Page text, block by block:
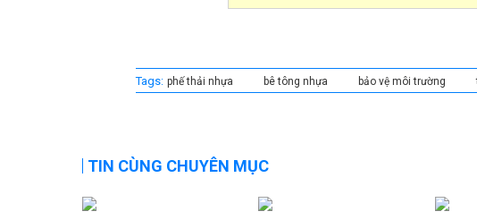
Tags: phế thải nhựa bê tông nhựa bảo vệ môi trường
TIN CÙNG CHUYÊN MỤC